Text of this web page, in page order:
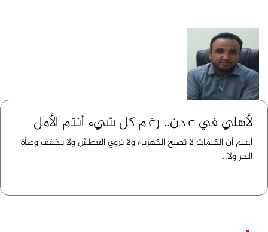
لأهلي في عدن.. رغم كل شيء أنتم الأمل
أعلم أن الكلمات لا تصلح الكهرباء ولا تروي العطش ولا تخفف وطأة
الحر ولا...